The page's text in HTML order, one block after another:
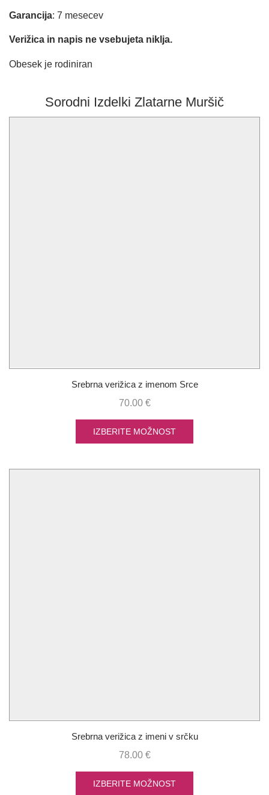
Garancija: 7 mesecev
Verižica in napis ne vsebujeta niklja.
Obesek je rodiniran
Sorodni Izdelki Zlatarne Muršič
Srebrna verižica z imenom Srce
70.00 €
IZBERITE MOŽNOST
Srebrna verižica z imeni v srčku
78.00 €
IZBERITE MOŽNOST